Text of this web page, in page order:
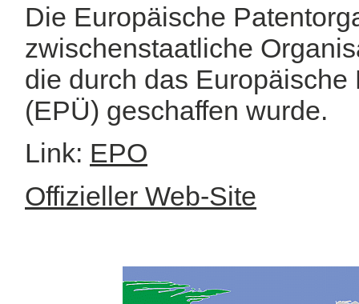
Die Europäische
zwischenstaatliche
die durch das
(EPÜ) geschaffen wurde.
Link: EPO
Offizieller Web-Site